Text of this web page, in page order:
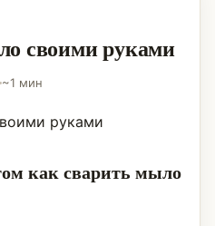
своими руками
~1 мин
как сварить мыло